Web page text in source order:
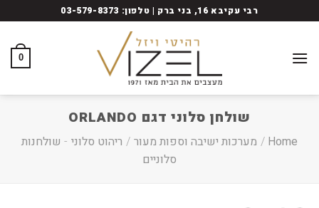
to
רבי עקיבא 16, בני ברק | טלפון: 03-579-8373
0
שולחן סלוני דגם ORLANDO
Home
/ מערכות ישיבה וספות מעור / ריהוט סלוני - שולחנות
סלוניים